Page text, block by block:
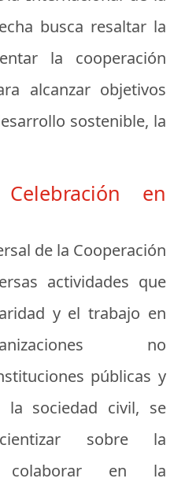
busca resaltar la
la cooperación
alcanzar objetivos
sostenible, la
en
de la Cooperación
actividades que
y el trabajo en
no
públicas y
la sociedad civil, se
sobre la
colaborar en la